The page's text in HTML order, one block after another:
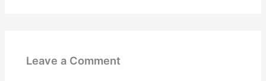
Leave a Comment